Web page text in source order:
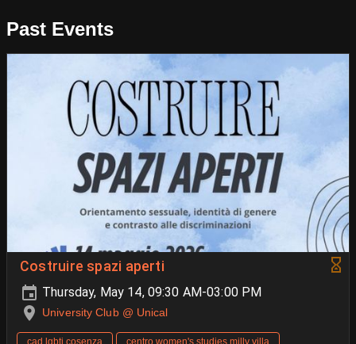
Past Events
Costruire spazi aperti
Thursday, May 14, 09:30 AM-03:00 PM
University Club @ Unical